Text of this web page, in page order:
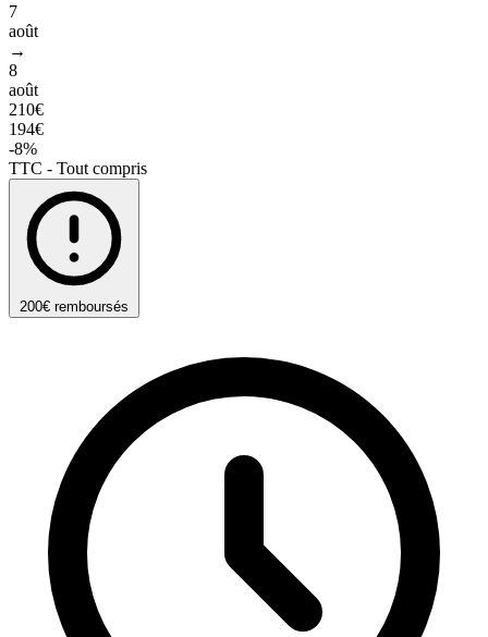
7
août
→
8
août
210€
194€
-8%
TTC - Tout compris
200€ remboursés